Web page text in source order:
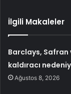
İlgili Makaleler
Barclays, Safran
kaldıracı
Ağustos 8, 2026